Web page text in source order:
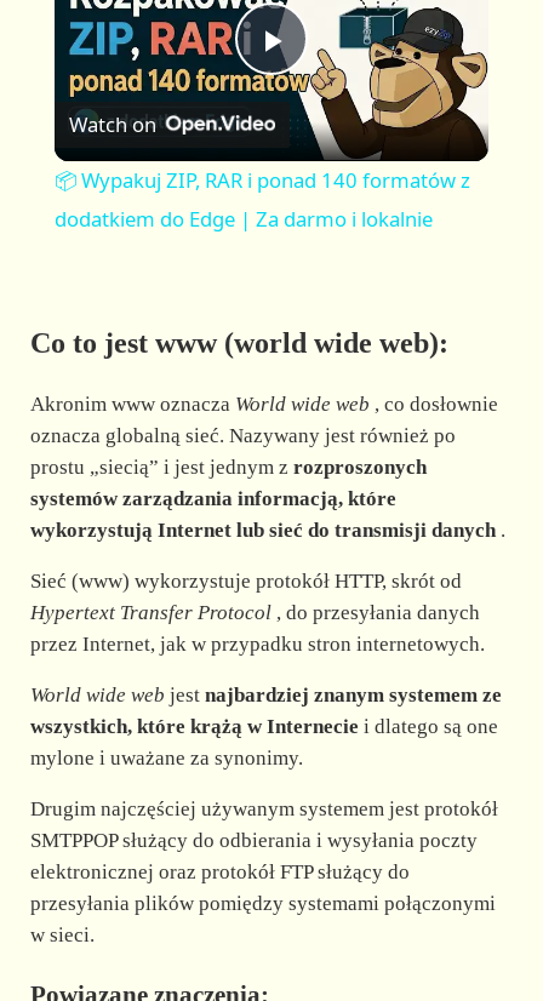
y u l
c
P
a
V
i
d
e
o
Watch on
📦 Wypakuj ZIP, RAR i ponad 140 formatów z
dodatkiem do Edge | Za darmo i lokalnie
Co to jest www (world wide web):
Akronim www oznacza World wide web , co dosłownie
oznacza globalną sieć. Nazywany jest również po
prostu „siecią” i jest jednym z rozproszonych
systemów zarządzania informacją, które
wykorzystują Internet lub sieć do transmisji danych.
Sieć (www) wykorzystuje protokół HTTP, skrót od
Hypertext Transfer Protocol, do przesyłania danych
przez Internet, jak w przypadku stron internetowych.
World wide web jest najbardziej znanym systemem ze
wszystkich, które krążą w Internecie i dlatego są one
mylone i uważane za synonimy.
Drugim najczęściej używanym systemem jest protokół
SMTPPOP służący do odbierania i wysyłania poczty
elektronicznej oraz protokół FTP służący do
przesyłania plików pomiędzy systemami połączonymi
w sieci.
Powiązane znaczenia: